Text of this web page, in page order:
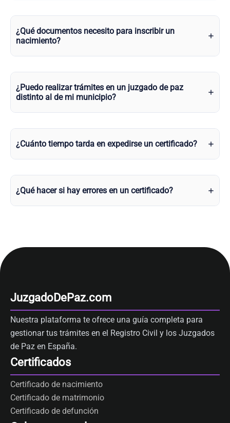
¿Qué documentos necesito para inscribir un
nacimiento?
¿Puedo realizar trámites en un juzgado de paz
distinto al de mi municipio?
¿Cuánto tiempo tarda en expedirse un certificado?
¿Qué hacer si hay errores en un certificado?
JuzgadoDePaz.com
Nuestra plataforma te ofrece una guía completa para
gestionar tus trámites en el Registro Civil y los Juzgados
de Paz en España.
Certificados
Certificado de nacimiento
Certificado de matrimonio
Certificado de defunción